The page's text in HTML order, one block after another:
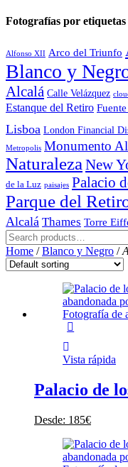
Fotografías por etiquetas
Alfonso XII Arco del Triunfo
Blanco y
Alcalá Calle Velázquez
Estanque del Retiro
Lisboa London Financial
Metropolis Monumento
NaturalezaNew
de la Luz paisajes Palacio
Parque del
Alcalá Thames Torre
Home /Blanco y Negro /
Vista rápida
Palacio de
Desde: 185€